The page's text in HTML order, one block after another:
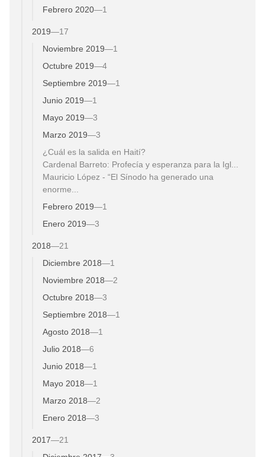
Febrero 2020—1
2019—17
Noviembre 2019—1
Octubre 2019—4
Septiembre 2019—1
Junio 2019—1
Mayo 2019—3
Marzo 2019—3
¿Cuál es la salida en Haití?
Cardenal Barreto: Profecía y esperanza para la Igl...
Mauricio López - “El Sínodo ha generado una
enorme...
Febrero 2019—1
Enero 2019—3
2018—21
Diciembre 2018—1
Noviembre 2018—2
Octubre 2018—3
Septiembre 2018—1
Agosto 2018—1
Julio 2018—6
Junio 2018—1
Mayo 2018—1
Marzo 2018—2
Enero 2018—3
2017—21